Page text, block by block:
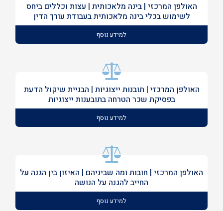
האולפן המרכזי | בינה מלאכותית | עצות וכללים ביחס
לשימוש בכלי בינה מלאכותית בעבודת עורך הדין
למידע נוסף
האולפן המרכזי | תובנות ייצוגיות | הבניית שיקול הדעת
בפסיקת שכר הטרחה בתובענות ייצוגיות
למידע נוסף
האולפן המרכזי | חובות ומה שביניהם | האיזון בין הגנה על
החייב להגנה על הנושה
למידע נוסף